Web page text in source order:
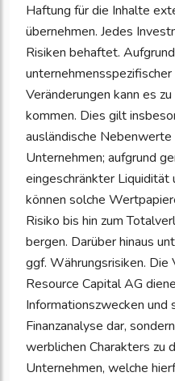
Haftung für die Inhalte
übernehmen. Jedes
Risiken behaftet.
Veränderungen kann es
kommen. Dies gilt
ausländische
Unternehmen; aufgrund
eingeschränkter
können solche
Risiko bis hin zum
bergen. Darüber hinaus
ggf. Währungsrisiken.
Resource Capital AG
Informationszwecken und
Finanzanalyse dar,
werblichen Charakters zu
Unternehmen, welche